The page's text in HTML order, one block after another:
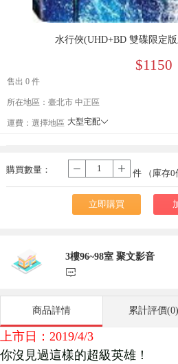
水行俠(UHD+BD 雙碟限定
$1150
售出 0 件
所在地區：臺北市 中正區
運費： 選擇地區 大型宅配󰄘
購買數量：
- 件 （庫存0
立即購買
3樓96~98室 聚文影音
󰃨
商品詳情 累計評價(0)
上市日：2019/4/3
你沒見過這樣的超級英雄！